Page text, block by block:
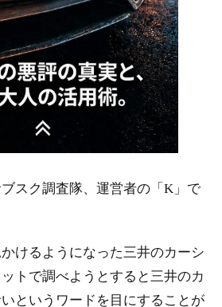
スク調査隊、運営者の「K」で
けるようになった三井のカーシ
トで調べようとすると三井のカ
というワードを目にすることが